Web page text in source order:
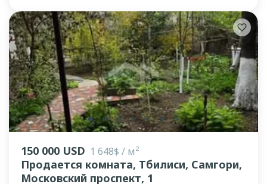
lens lens lens lens lens lens lens
150 000 USD 1 648$ / м²
Продается комната, Тбилиси, Самгори,
Московский проспект, 1